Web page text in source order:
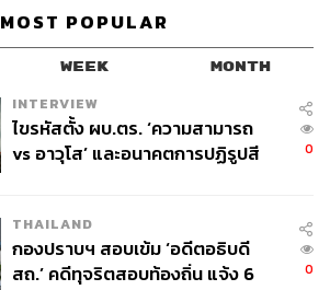
MOST POPULAR
WEEK MONTH
INTERVIEW
ไขรหัสตั้ง ผบ.ตร. ‘ความสามารถ
vs อาวุโส’ และอนาคตการปฏิรูปสี
0
THAILAND
กองปราบฯ สอบเข้ม ‘อดีตอธิบดี
สถ.’ คดีทุจริตสอบท้องถิ่น แจ้ง 6
0